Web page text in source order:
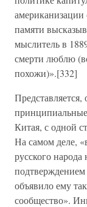
американизации
памяти
мыслитель в
смерти люблю
похожи)».[332]
Китая, с одной
На самом деле,
русского
объявило ему
сообщество».